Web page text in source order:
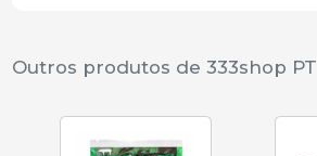
Outros produtos de 333shop PT